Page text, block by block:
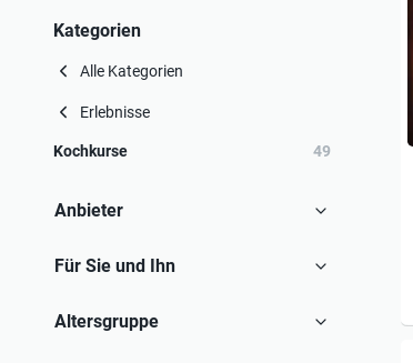
Kategorien
Alle Kategorien
Erlebnisse
Kochkurse 49
Anbieter
Für Sie und Ihn
Altersgruppe